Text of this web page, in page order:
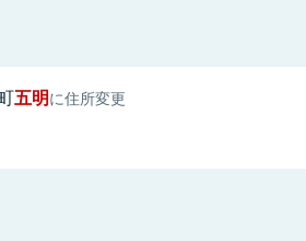
五明に住所変更